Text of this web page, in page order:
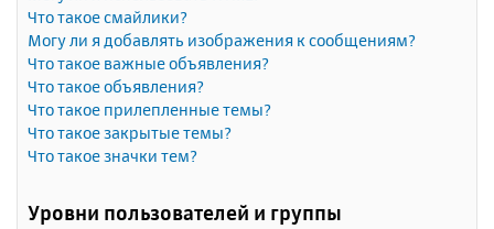
Что такое смайлики?
Могу ли я добавлять изображения к сообщениям?
Что такое важные объявления?
Что такое объявления?
Что такое прилепленные темы?
Что такое закрытые темы?
Что такое значки тем?
Уровни пользователей и группы